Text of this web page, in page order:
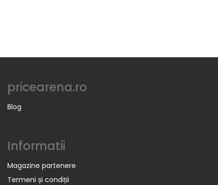
pricearena.ro
Blog
Informatii
Magazine partenere
Termeni și condiții